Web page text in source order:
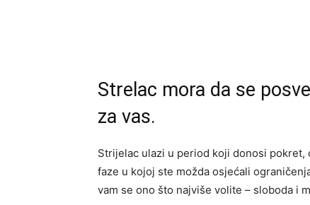
Strelac mora da se
za vas.
Strijelac ulazi u period koji donosi
faze u kojoj ste možda osjećali
vam se ono što najviše volite – sloboda i